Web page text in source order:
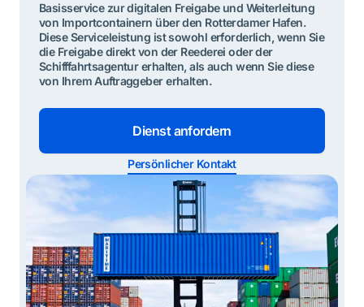
Basisservice zur digitalen Freigabe und Weiterleitung
von Importcontainern über den Rotterdamer Hafen.
Diese Serviceleistung ist sowohl erforderlich, wenn Sie
die Freigabe direkt von der Reederei oder der
Schifffahrtsagentur erhalten, als auch wenn Sie diese
von Ihrem Auftraggeber erhalten.
Dienst anfordern
Persönlicher Kontakt